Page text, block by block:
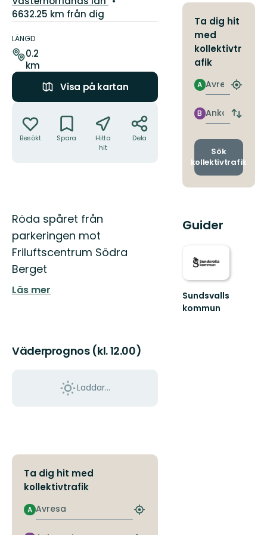
6632.25 km från dig
om
leden
LÄNGD
0.2
km
Visa på kartan
Besökt Spara
Hitta
hit
Dela
Beskrivning
Röda spåret från
parkeringen mot
Friluftscentrum Södra
Berget
Läs mer
Väderprognos (kl. 12.00)
Laddar...
Ta dig hit med
kollektivtrafik
Avresa
A
Hitta
Ta dig hit
med
kollektivtr
afik
Avresa
A
Hitta
Ankomst
B
Byt
och
Sök
kollektivtrafik
Guider
Sundsvalls
kommun